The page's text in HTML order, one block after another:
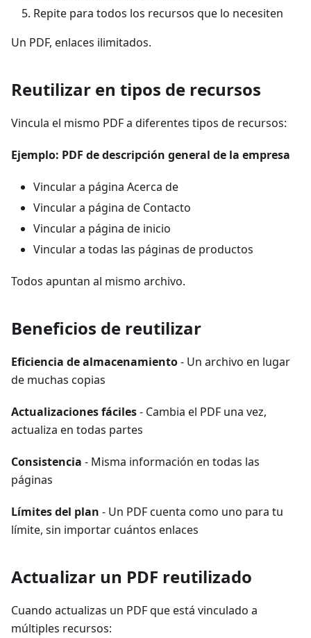
Repite para todos los recursos que lo necesiten
Un PDF, enlaces ilimitados.
Reutilizar en tipos de recursos
Vincula el mismo PDF a diferentes tipos de recursos:
Ejemplo: PDF de descripción general de la empresa
Vincular a página Acerca de
Vincular a página de Contacto
Vincular a página de inicio
Vincular a todas las páginas de productos
Todos apuntan al mismo archivo.
Beneficios de reutilizar
Eficiencia de almacenamiento- Un archivo en lugar
de muchas copias
Actualizaciones fáciles- Cambia el PDF una vez,
actualiza en todas partes
Consistencia - Misma información en todas las
páginas
Límites del plan - Un PDF cuenta como uno para tu
límite, sin importar cuántos enlaces
Actualizar un PDF reutilizado
Cuando actualizas un PDF que está vinculado a
múltiples recursos: